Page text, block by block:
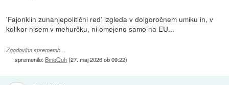
'Fajonklin zunanjepolitični red' izgleda v dolgoročnem umiku in, v
kolikor nisem v mehurčku, ni omejeno samo na EU...
Zgodovina sprememb…
spremenilo: BmoQuh(27. maj 2026 ob 09:22)